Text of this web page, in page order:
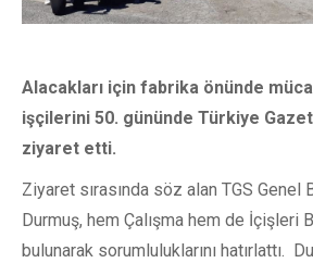
Alacakları için fabrika önünde
işçilerini 50. gününde Türkiye
ziyaret etti.
Ziyaret sırasında söz alan TGS Genel
Durmuş, hem Çalışma hem de İçişleri
bulunarak sorumluluklarını hatırlattı.